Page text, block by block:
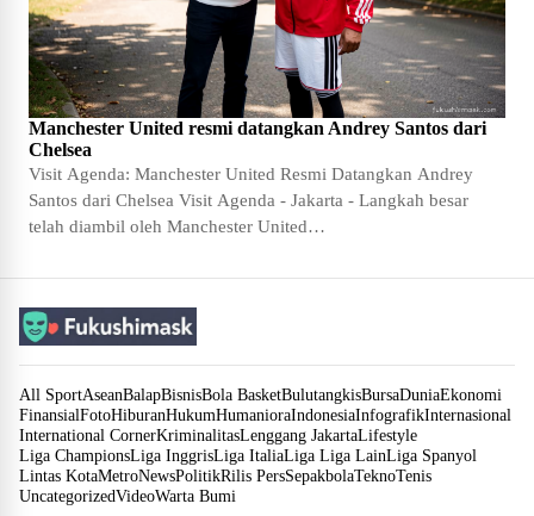
Manchester United resmi datangkan Andrey Santos dari
Chelsea
Visit Agenda: Manchester United Resmi Datangkan Andrey
Santos dari Chelsea Visit Agenda - Jakarta - Langkah besar
telah diambil oleh Manchester United…
All SportAseanBalapBisnisBola BasketBulutangkisBursaDuniaEkonomi
FinansialFotoHiburanHukumHumanioraIndonesiaInfografikInternasional
International CornerKriminalitasLenggang JakartaLifestyle
Liga ChampionsLiga InggrisLiga ItaliaLiga Liga LainLiga Spanyol
Lintas KotaMetroNewsPolitikRilis PersSepakbolaTeknoTenis
UncategorizedVideoWarta Bumi